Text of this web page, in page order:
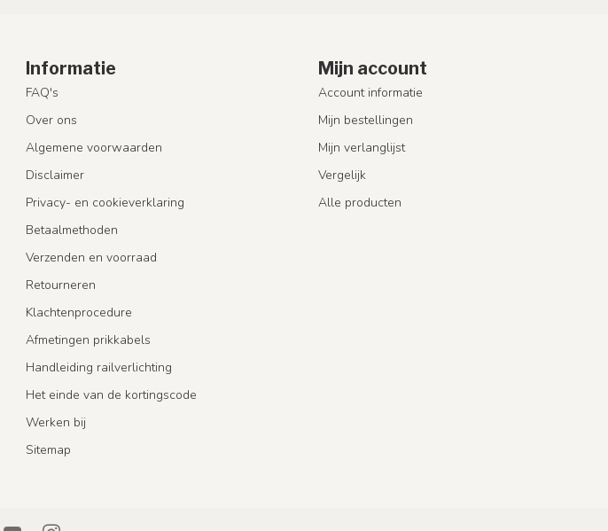
Informatie
FAQ's
Over ons
Algemene voorwaarden
Disclaimer
Privacy- en cookieverklaring
Betaalmethoden
Verzenden en voorraad
Retourneren
Klachtenprocedure
Afmetingen prikkabels
Handleiding railverlichting
Het einde van de kortingscode
Werken bij
Sitemap
Mijn account
Account informatie
Mijn bestellingen
Mijn verlanglijst
Vergelijk
Alle producten